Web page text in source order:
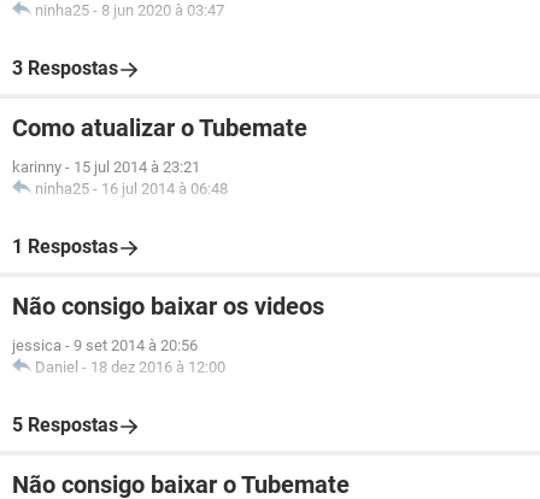
ninha25 - 8 jun 2020 à 03:47
3 Respostas
Como atualizar o Tubemate
karinny - 15 jul 2014 à 23:21
ninha25 - 16 jul 2014 à 06:48
1 Respostas
Não consigo baixar os videos
jessica - 9 set 2014 à 20:56
Daniel - 18 dez 2016 à 12:00
5 Respostas
Não consigo baixar o Tubemate